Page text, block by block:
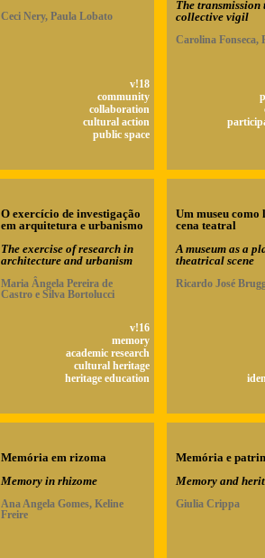
Ceci Nery, Paula Lobato
v!18
community
collaboration
cultural action
public space
The transmission
collective vigil
Carolina Fonseca,
O exercício de investigação
em arquitetura e urbanismo
The exercise of research in
architecture and urbanism
Maria Ângela Pereira de
Castro e Silva Bortolucci
v!16
memory
academic research
cultural heritage
heritage education
Um museu como
cena teatral
A museum as a
theatrical scene
Ricardo José
Memória em rizoma
Memory in rhizome
Ana Angela Gomes, Keline
Freire
Memória e
Memory and
Giulia Crippa